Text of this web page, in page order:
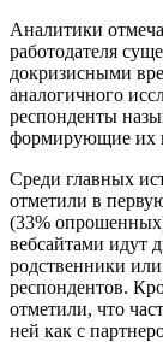
Аналитики
работодателя
докризисными
аналогичного
респонденты
формирующие их
Среди главных
отметили в
(33%
вебсайтами идут
родственники
респондентов.
отметили, что
ней как с